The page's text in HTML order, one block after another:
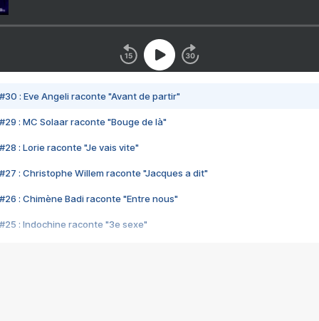
#30 : Eve Angeli raconte "Avant de partir"
#29 : MC Solaar raconte "Bouge de là"
#28 : Lorie raconte "Je vais vite"
#27 : Christophe Willem raconte "Jacques a dit"
#26 : Chimène Badi raconte "Entre nous"
#25 : Indochine raconte "3e sexe"